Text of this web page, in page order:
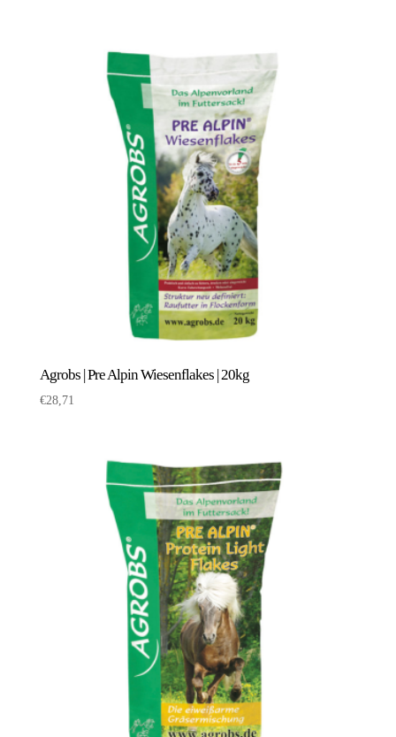
Agrobs | Pre Alpin Wiesenflakes | 20kg
€28,71